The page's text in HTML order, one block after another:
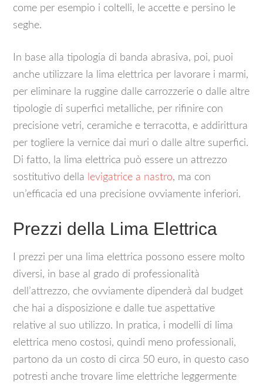
come per esempio i coltelli, le accette e persino le
seghe.
In base alla tipologia di banda abrasiva, poi, puoi
anche utilizzare la lima elettrica per lavorare i marmi,
per eliminare la ruggine dalle carrozzerie o dalle altre
tipologie di superfici metalliche, per rifinire con
precisione vetri, ceramiche e terracotta, e addirittura
per togliere la vernice dai muri o dalle altre superfici.
Di fatto, la lima elettrica può essere un attrezzo
sostitutivo della
levigatrice a nastro, ma con
un’efficacia ed una precisione ovviamente inferiori.
Prezzi della Lima Elettrica
I prezzi per una lima elettrica possono essere molto
diversi, in base al grado di professionalità
dell’attrezzo, che ovviamente dipenderà dal budget
che hai a disposizione e dalle tue aspettative
relative al suo utilizzo. In pratica, i modelli di lima
elettrica meno costosi, quindi meno professionali,
partono da un costo di circa 50 euro, in questo caso
potresti anche trovare lime elettriche leggermente